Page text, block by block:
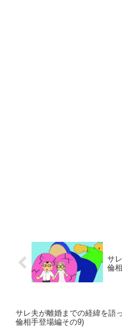
サ
倫
サレ夫が離婚までの経緯を語
倫相手登場編その9)